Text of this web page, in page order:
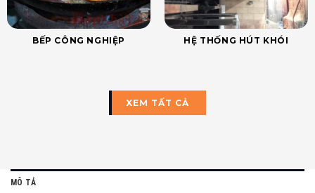
BẾP CÔNG NGHIỆP HỆ THỐNG HÚT KHÓI
XEM TẤT CẢ
MÔ TẢ